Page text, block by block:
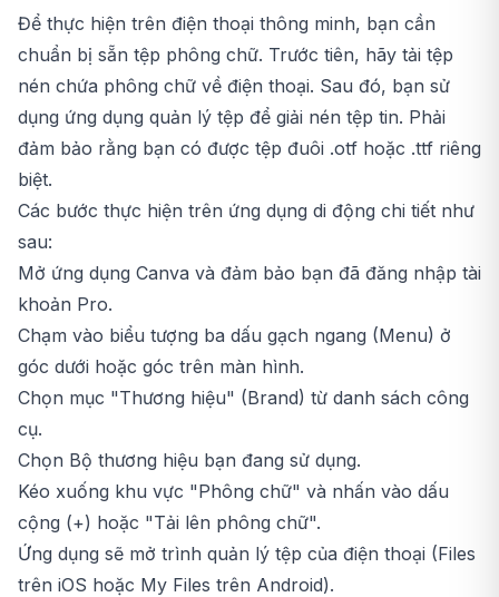
Để thực hiện trên điện thoại thông minh, bạn cần
chuẩn bị sẵn tệp phông chữ. Trước tiên, hãy tải tệp
nén chứa phông chữ về điện thoại. Sau đó, bạn sử
dụng ứng dụng quản lý tệp để giải nén tệp tin. Phải
đảm bảo rằng bạn có được tệp đuôi .otf hoặc .ttf riêng
biệt.
Các bước thực hiện trên ứng dụng di động chi tiết như
sau:
Mở ứng dụng Canva và đảm bảo bạn đã đăng nhập tài
khoản Pro.
Chạm vào biểu tượng ba dấu gạch ngang (Menu) ở
góc dưới hoặc góc trên màn hình.
Chọn mục "Thương hiệu" (Brand) từ danh sách công
cụ.
Chọn Bộ thương hiệu bạn đang sử dụng.
Kéo xuống khu vực "Phông chữ" và nhấn vào dấu
cộng (+) hoặc "Tải lên phông chữ".
Ứng dụng sẽ mở trình quản lý tệp của điện thoại (Files
trên iOS hoặc My Files trên Android).